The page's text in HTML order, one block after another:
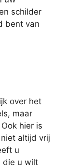
schilder
bent van
over het
maar
hier is
altijd vrij
u
die u wilt